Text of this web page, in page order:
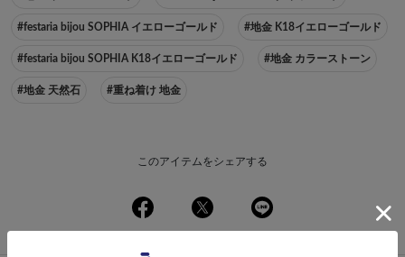
#festaria bijou SOPHIA イエローゴールド #地金 K18イエローゴールド
#festaria bijou SOPHIA K18イエローゴールド #地金 カラーストーン
#地金 天然石 #重ね着け 地金
このアイテムをシェアする